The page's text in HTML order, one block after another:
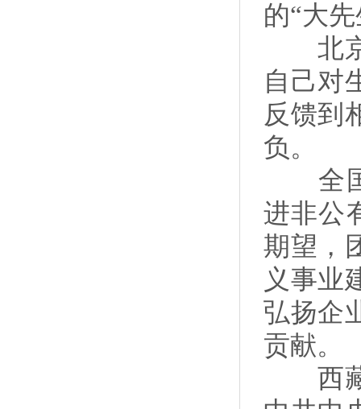
的“大
北京
自己对
反馈到
负。
全国
进非公
期望，
义事业
弘扬企
贡献。
西藏